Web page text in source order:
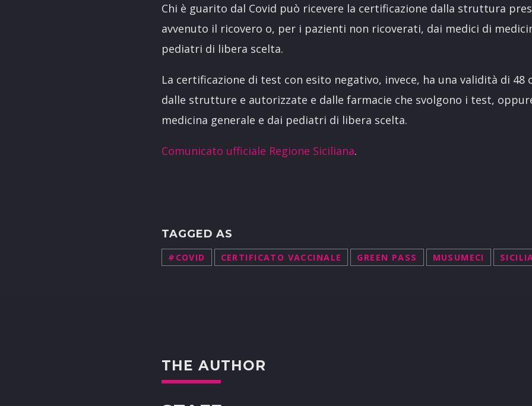
Chi è guarito dal Covid può ricevere la certificazione dalla struttura
avvenuto il ricovero o, per i pazienti non ricoverati, dai medici di
pediatri di libera scelta.
La certificazione di test con esito negativo, invece, ha una validità di 48
dalle strutture e autorizzate e dalle farmacie che svolgono i test,
medicina generale e dai pediatri di libera scelta.
Comunicato ufficiale Regione Siciliana.
TAGGED AS
#COVID CERTIFICATO VACCINALE GREEN PASS MUSUMECI
THE AUTHOR